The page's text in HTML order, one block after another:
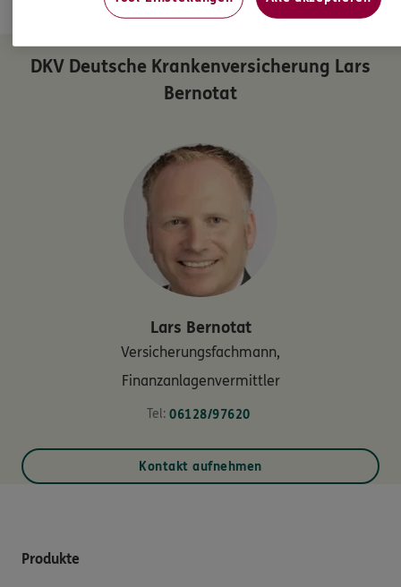
DKV Deutsche Krankenversicherung Lars
Bernotat
Lars Bernotat
Versicherungsfachmann,
Finanzanlagenvermittler
Tel: 06128/97620
Kontakt aufnehmen
Produkte